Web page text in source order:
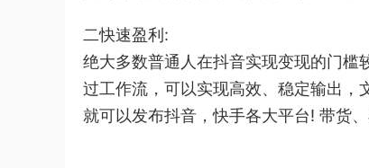
二快速盈利:
绝大多数普通人在抖音实现变现的门槛
过工作流，可以实现高效、稳定输出，
就可以发布抖音，快手各大平台! 带货